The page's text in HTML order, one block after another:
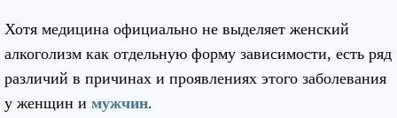
Хотя медицина официально не выделяет женский
алкоголизм как отдельную форму зависимости, есть ряд
различий в причинах и проявлениях этого заболевания
у женщин и мужчин.